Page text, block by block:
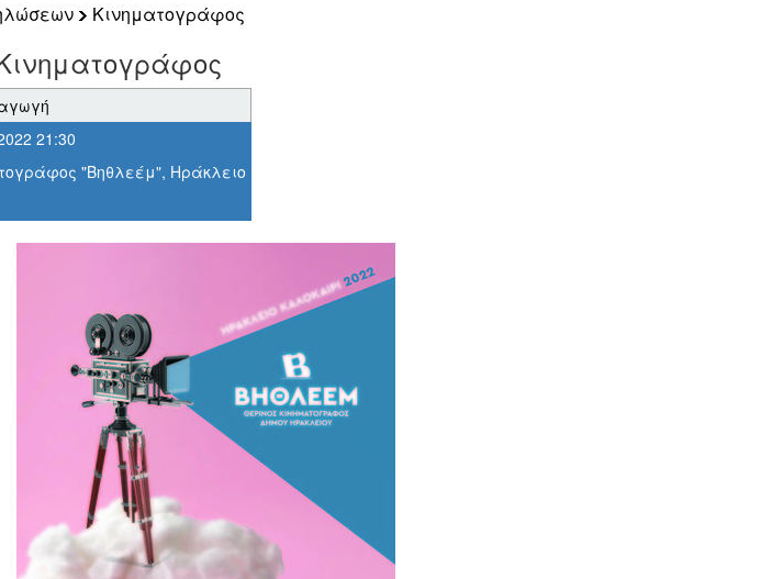
Κινηματογράφος
21:30
"Βηθλεέμ", Ηράκλειο